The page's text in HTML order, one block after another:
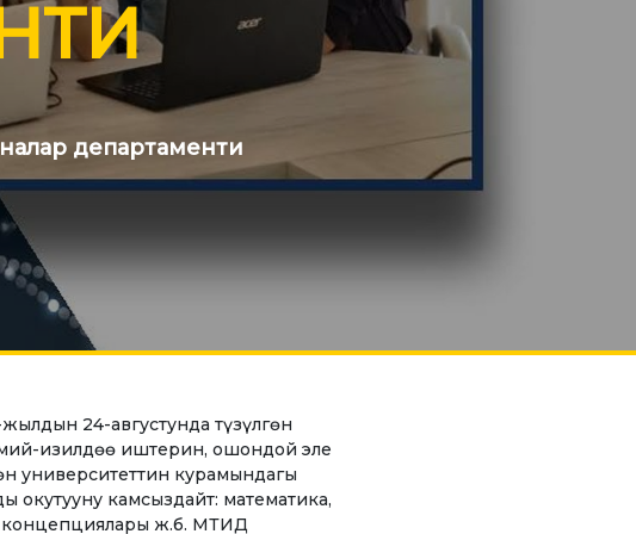
менен
Кызыкчылыктар клубу
Гранттар жана
стипендиялар жөнүндө
АРХИВ
департаменти
24-августунда түзүлгөн
изилдөө иштерин, ошондой эле
университеттин курамындагы
окутууну камсыздайт: математика,
концепциялары ж.б. МТИД